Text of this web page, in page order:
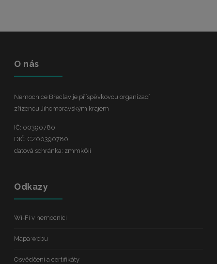
O nás
Nemocnice Břeclav je příspěvkovou organizací
zřízenou Jihomoravským krajem
IČ: 00390780
DIČ: CZ00390780
datová schránka: zmmk6ii
Odkazy
Wi-Fi v nemocnici
Mapa webu
Osvědčení a certifikáty